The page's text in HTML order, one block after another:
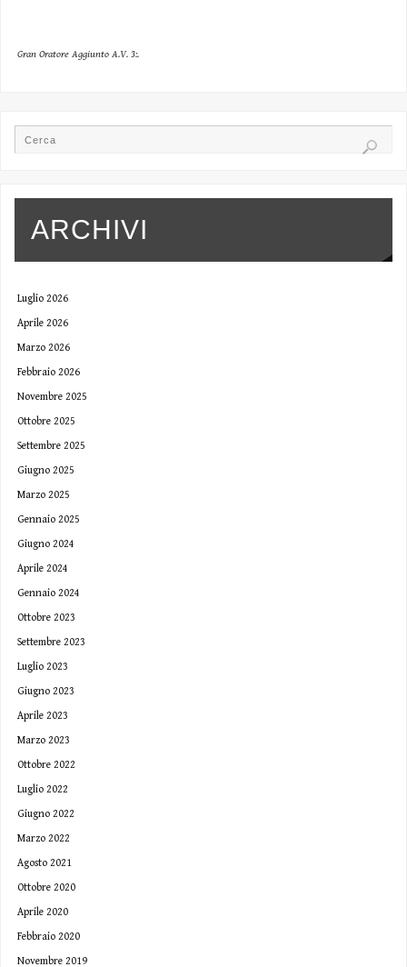
Gran Oratore Aggiunto A.V. 3:.
ARCHIVI
Luglio 2026
Aprile 2026
Marzo 2026
Febbraio 2026
Novembre 2025
Ottobre 2025
Settembre 2025
Giugno 2025
Marzo 2025
Gennaio 2025
Giugno 2024
Aprile 2024
Gennaio 2024
Ottobre 2023
Settembre 2023
Luglio 2023
Giugno 2023
Aprile 2023
Marzo 2023
Ottobre 2022
Luglio 2022
Giugno 2022
Marzo 2022
Agosto 2021
Ottobre 2020
Aprile 2020
Febbraio 2020
Novembre 2019